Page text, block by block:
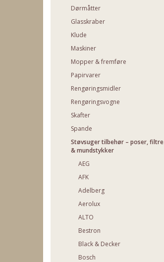
Dørmåtter
Glasskraber
Klude
Maskiner
Mopper & fremføre
Papirvarer
Rengøringsmidler
Rengøringsvogne
Skafter
Spande
Støvsuger tilbehør – poser, filtre
& mundstykker
AEG
AFK
Adelberg
Aerolux
ALTO
Bestron
Black & Decker
Bosch